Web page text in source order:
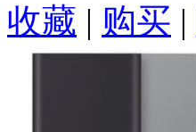
收藏 | 购买 |